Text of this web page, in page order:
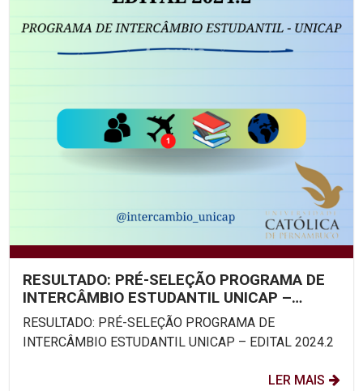
RESULTADO: PRÉ-SELEÇÃO PROGRAMA DE
INTERCÂMBIO ESTUDANTIL UNICAP –
EDITAL 2024.2
RESULTADO: PRÉ-SELEÇÃO PROGRAMA DE
INTERCÂMBIO ESTUDANTIL UNICAP – EDITAL 2024.2
LER MAIS